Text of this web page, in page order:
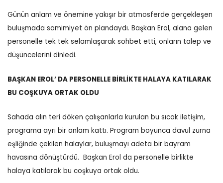
Günün anlam ve önemine yakışır bir atmosferde gerçekleşen
buluşmada samimiyet ön plandaydı. Başkan Erol, alana gelen
personelle tek tek selamlaşarak sohbet etti, onların talep ve
düşüncelerini dinledi.
BAŞKAN EROL’ DA PERSONELLE BİRLİKTE HALAYA KATILARAK
BU COŞKUYA ORTAK OLDU
Sahada alın teri döken çalışanlarla kurulan bu sıcak iletişim,
programa ayrı bir anlam kattı. Program boyunca davul zurna
eşliğinde çekilen halaylar, buluşmayı adeta bir bayram
havasına dönüştürdü. Başkan Erol da personelle birlikte
halaya katılarak bu coşkuya ortak oldu.